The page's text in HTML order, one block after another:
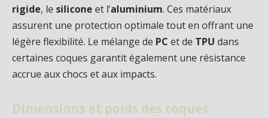
rigide, le silicone et l’aluminium. Ces matériaux
assurent une protection optimale tout en offrant une
légère flexibilité. Le mélange de PC et de TPU dans
certaines coques garantit également une résistance
accrue aux chocs et aux impacts.
Dimensions et poids des coques